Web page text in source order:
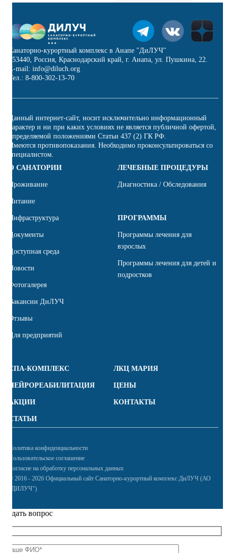
Санаторно-курортный комплекс в Анапе "ДиЛУЧ"
353440, Россия, Краснодарский край, г. Анапа, ул. Пушкина, 22.
E-mail: info@diluch.org
Тел.: 8-800-302-13-70
Данный интернет-сайт, носит исключительно информационный
характер и ни при каких условиях не является публичной офертой,
определяемой положениями Статьи 437 (2) ГК РФ.
Имеются противопоказания. Необходимо проконсультироваться со
специалистом.
О САНАТОРИИ
Проживание
Питание
Инфраструктура
Документы
Доступная среда
Новости
Фотогалерея
Вакансии ДиЛУЧ
Отзывы
Для предприятий
ЛЕЧЕБНЫЕ ПРОЦЕДУРЫ
Диагностика / Обследования
ПРОГРАММЫ
Программы лечения для
взрослых
Программы лечения для детей и
подростков
СПА-КОМПЛЕКС ЛКЦ МАРИЯ
НЕЙРОРЕАБИЛИТАЦИЯ ЦЕНЫ
АКЦИИ КОНТАКТЫ
СТАТЬИ
Политика конфиденциальности
Пользовательское соглашение
Согласие на обработку персональных данных
© 2016 - 2026 Официальный сайт Санаторно-курортный комплекс ДиЛУЧ (АО
"ДИЛУЧ")
Задать вопрос